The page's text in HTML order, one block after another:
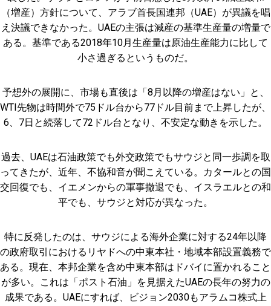
（増産）方針について、アラブ首長国連邦（UAE）が異議を唱
え決議できなかった。UAEの主張は減産の基準生産量の増量で
ある。基準である2018年10月生産量は原油生産能力に比して
小さ過ぎるというものだ。
予想外の展開に、市場も直後は「8月以降の増産はない」と、
WTI先物は時間外で75ドル台から77ドル目前まで上昇したが、
6、7日と続落して72ドル台となり、不安定な動きを示した。
過去、UAEは石油政策でも外交政策でもサウジと同一歩調を取
ってきたが、近年、不協和音が聞こえている。カタールとの国
交回復でも、イエメンからの軍事撤退でも、イスラエルとの和
平でも、サウジと対応が異なった。
特に反発したのは、サウジによる海外企業に対する24年以降
の政府取引におけるリヤドへの中東本社・地域本部設置義務で
ある。現在、本邦企業を含め中東本部はドバイに置かれること
が多い。これは「ポスト石油」を見据えたUAEの長年の努力の
成果である。UAEにすれば、ビジョン2030もアラムコ株式上